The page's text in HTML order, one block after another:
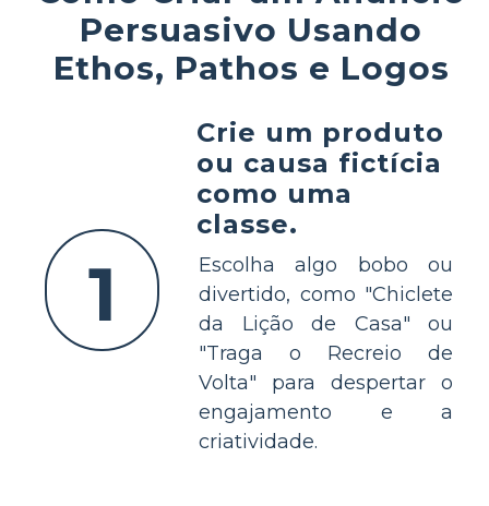
Persuasivo Usando
Ethos, Pathos e Logos
1
Crie um produto
ou causa fictícia
como uma
classe.
Escolha algo bobo ou
divertido, como "Chiclete
da Lição de Casa" ou
"Traga o Recreio de
Volta" para despertar o
engajamento e a
criatividade.